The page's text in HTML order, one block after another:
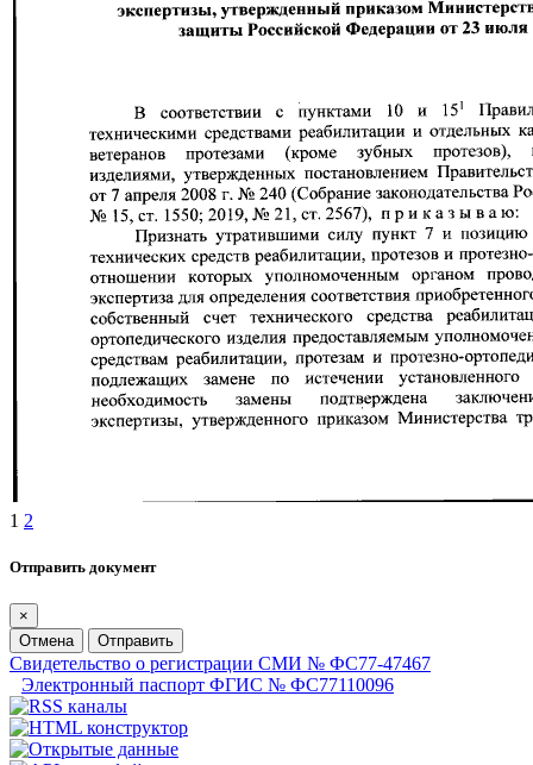
1 2
Отправить документ
×
Отмена
Отправить
Свидетельство о регистрации СМИ № ФС77-47467
Электронный паспорт ФГИС № ФС77110096